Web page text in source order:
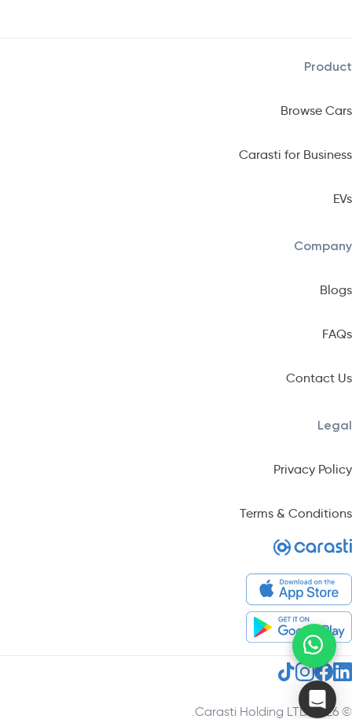
Product
Browse Cars
Carasti for Business
EVs
Company
Blogs
FAQs
Contact Us
Legal
Privacy Policy
Terms & Conditions
© 2026 Carasti Holding LTD.